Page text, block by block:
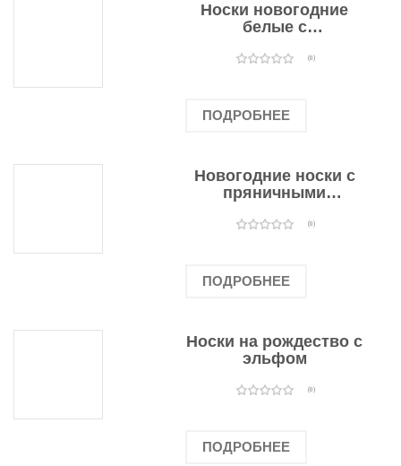
Носки новогодние
белые с
оленями(0)
ПОДРОБНЕЕ
Новогодние носки с
пряничными
(0)
ПОДРОБНЕЕ
Носки на рождество с
эльфом
(0)
ПОДРОБНЕЕ